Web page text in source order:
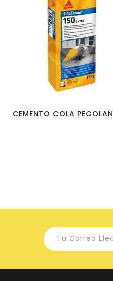
favorite_border visibility
CEMENTO COLA